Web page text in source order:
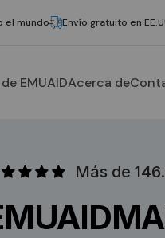
el mundo Envío gratuito en
EMUAIDAcerca de
Más de